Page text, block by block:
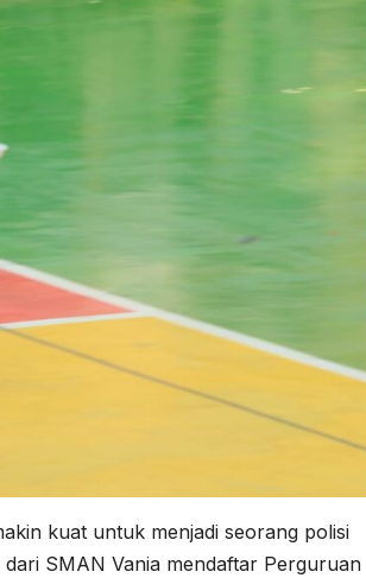
kuat untuk menjadi seorang polisi
SMAN Vania mendaftar Perguruan